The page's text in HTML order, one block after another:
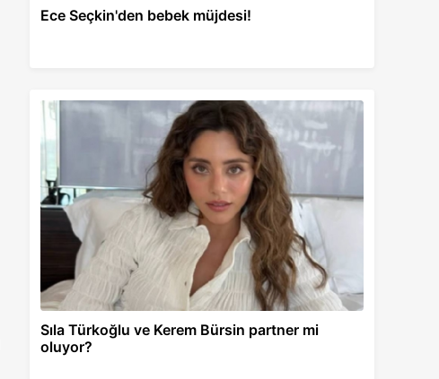
Ece Seçkin'den bebek müjdesi!
Sıla Türkoğlu ve Kerem Bürsin partner mi
oluyor?